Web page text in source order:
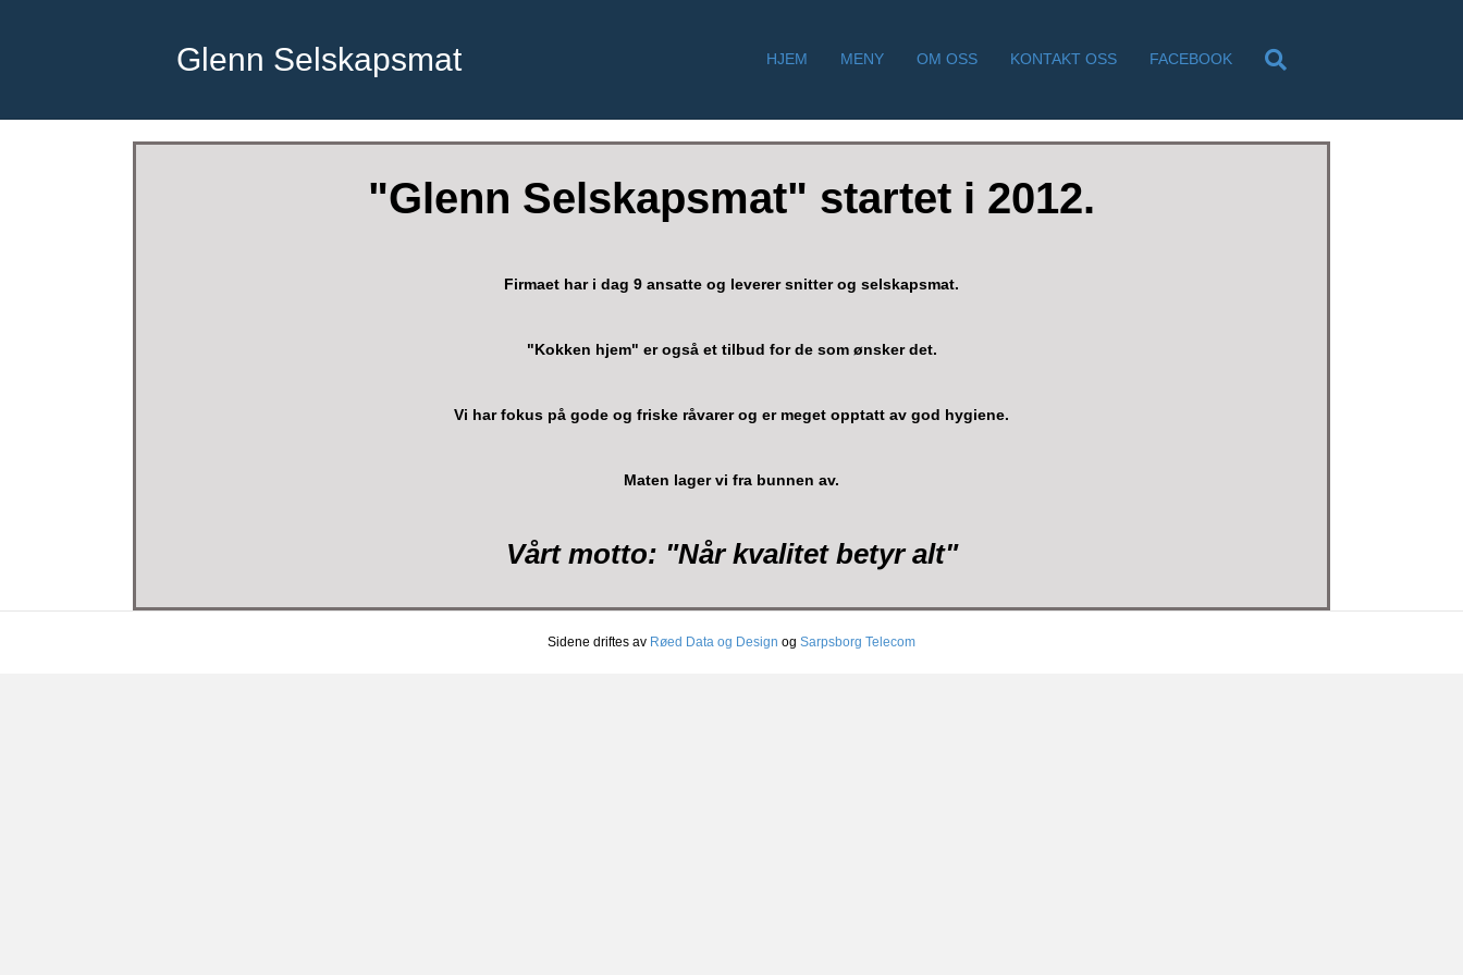
Glenn Selskapsmat HJEM MENY OM OSS KONTAKT OSS FACEBOOK
"Glenn Selskapsmat" startet i 2012.
Firmaet har i dag 9 ansatte og leverer snitter og selskapsmat.
"Kokken hjem" er også et tilbud for de som ønsker det.
Vi har fokus på gode og friske råvarer og er meget opptatt av god hygiene.
Maten lager vi fra bunnen av.
Vårt motto: "Når kvalitet betyr alt"
Sidene driftes av Røed Data og Design og Sarpsborg Telecom